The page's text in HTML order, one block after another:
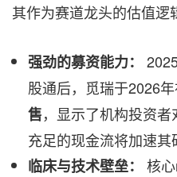
其作为赛道龙头的估值逻
强劲的募资能力：
股通后，觅瑞于2026
售，显示了机构投资者
充足的现金流将加速其
临床与技术壁垒：
核